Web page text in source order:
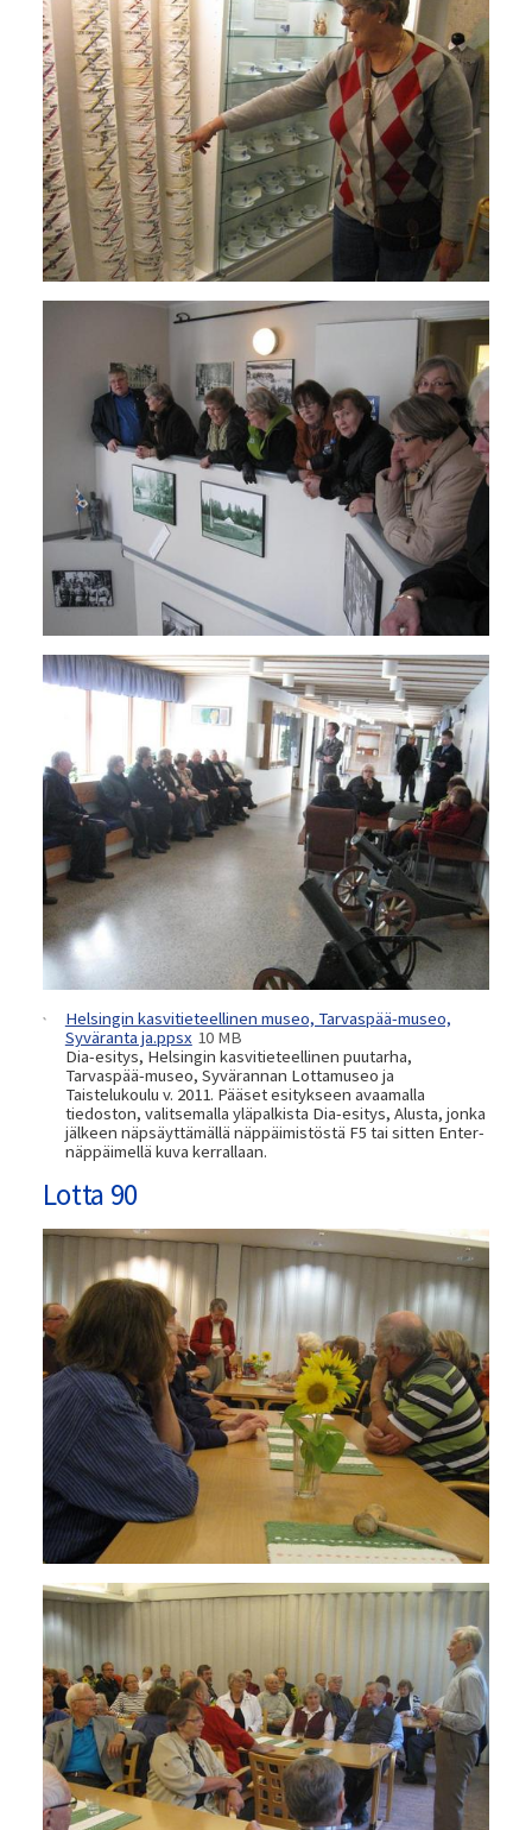
Helsingin kasvitieteellinen museo, Tarvaspää-museo,
Syväranta ja.ppsx 10 MB
Dia-esitys, Helsingin kasvitieteellinen puutarha,
Tarvaspää-museo, Syvärannan Lottamuseo ja
Taistelukoulu v. 2011. Pääset esitykseen avaamalla
tiedoston, valitsemalla yläpalkista Dia-esitys, Alusta, jonka
jälkeen näpsäyttämällä näppäimistöstä F5 tai sitten Enter-
näppäimellä kuva kerrallaan.
Lotta 90